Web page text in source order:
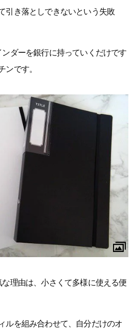
引き落としできないという失敗
ダーを銀行に持っていくだけです
ンです。
理由は、小さくて多様に使える便
ルを組み合わせて、自分だけのオ